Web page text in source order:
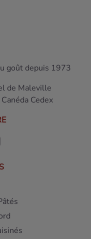
goût depuis 1973
de Maleville
Cedex